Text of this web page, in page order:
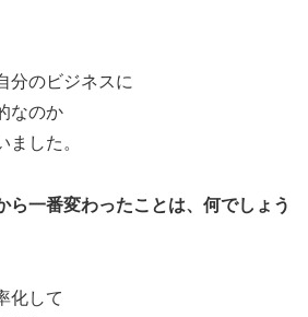
分のビジネスに
なのか
ました。
ら一番変わったことは、何でしょう
化して